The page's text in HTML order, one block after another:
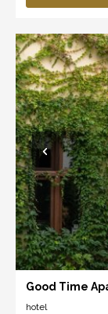
Good Time
hotel